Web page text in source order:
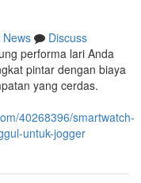
News
Discuss
performa lari Anda
pintar dengan biaya
yang cerdas.
40268396/smartwatch-
untuk-jogger